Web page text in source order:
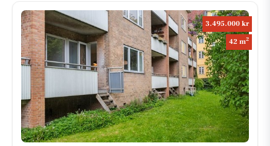
3.495.000 kr
42 m2